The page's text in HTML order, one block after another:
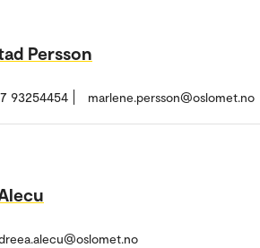
Persson
93254454 marlene.persson@oslomet.no